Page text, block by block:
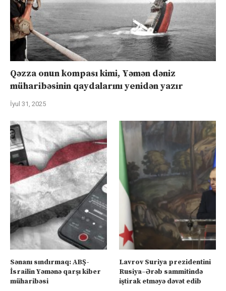
Qəzza onun kompası kimi, Yəmən dəniz
müharibəsinin qaydalarını yenidən yazır
İyul 31, 2025
Sənanı sındırmaq: ABŞ-
İsrailin Yəmənə qarşı kiber
müharibəsi
Lavrov Suriya prezidentini
Rusiya–Ərəb sammitində
iştirak etməyə dəvət edib